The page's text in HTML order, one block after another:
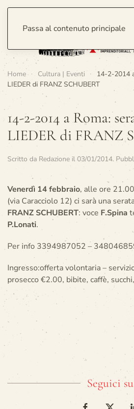
Passa al contenuto principale
Home Cultura | Eventi
14-2-2014
LIEDER di FRANZ SCHUBERT
14-2-2014 a Roma:
LIEDER di FRANZ
Scritto da Redazione il 03/01/2014.
Venerdì 14 febbraio, alle ore
(via Caracciolo 12) ci sarà una
FRANZ SCHUBERT: voce F.Spina
P.Lonati.
Per info 3394987052 –
Ingresso:offerta volontaria –
prosecco €2.00, bibite, caffè,
Seguici su